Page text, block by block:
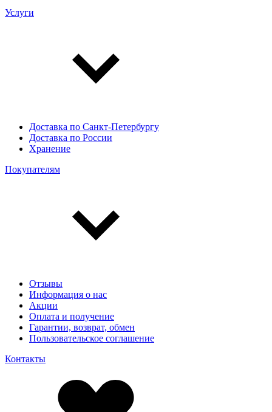
Услуги
Доставка по Санкт-Петербургу
Доставка по России
Хранение
Покупателям
Отзывы
Информация о нас
Акции
Оплата и получение
Гарантии, возврат, обмен
Пользовательское соглашение
Контакты